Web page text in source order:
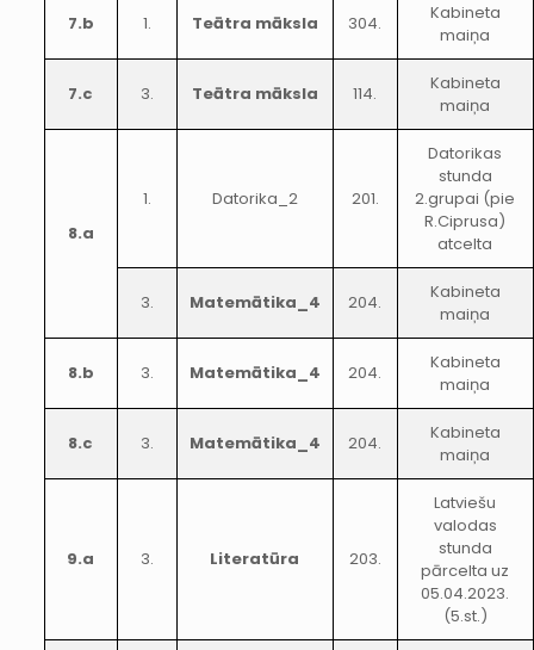
7.b 1. Teātra māksla 304.
Kabineta
maiņa
7.c 3. Teātra māksla 114.
Kabineta
maiņa
8.a
1. Datorika_2 201.
Datorikas
stunda
2.grupai (pie
R.Ciprusa)
atcelta
3. Matemātika_4 204.
Kabineta
maiņa
8.b 3. Matemātika_4 204.
Kabineta
maiņa
8.c 3. Matemātika_4 204.
Kabineta
maiņa
9.a 3. Literatūra 203.
Latviešu
valodas
stunda
pārcelta uz
05.04.2023.
(5.st.)